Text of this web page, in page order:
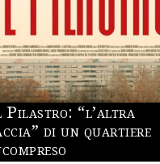
“l’altra
di un quartiere